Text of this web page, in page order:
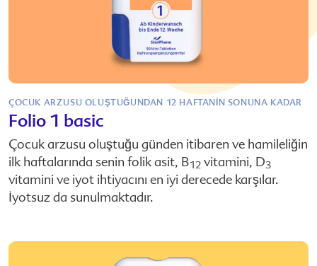
ÇOCUK ARZUSU OLUŞTUĞUNDAN 12 HAFTANIN SONUNA KADAR
Folio 1 basic
Çocuk arzusu oluştuğu günden itibaren ve hamileliğin
ilk haftalarında senin folik asit, B12 vitamini, D3
vitamini ve iyot ihtiyacını en iyi derecede karşılar.
İyotsuz da sunulmaktadır.